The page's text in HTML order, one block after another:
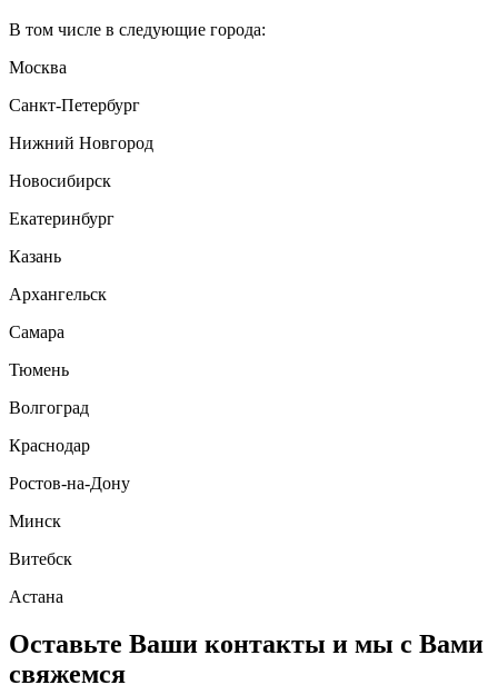
В том числе в следующие города:
Москва
Санкт-Петербург
Нижний Новгород
Новосибирск
Екатеринбург
Казань
Архангельск
Самара
Тюмень
Волгоград
Краснодар
Ростов-на-Дону
Минск
Витебск
Астана
Оставьте Ваши контакты и мы с Вами
свяжемся